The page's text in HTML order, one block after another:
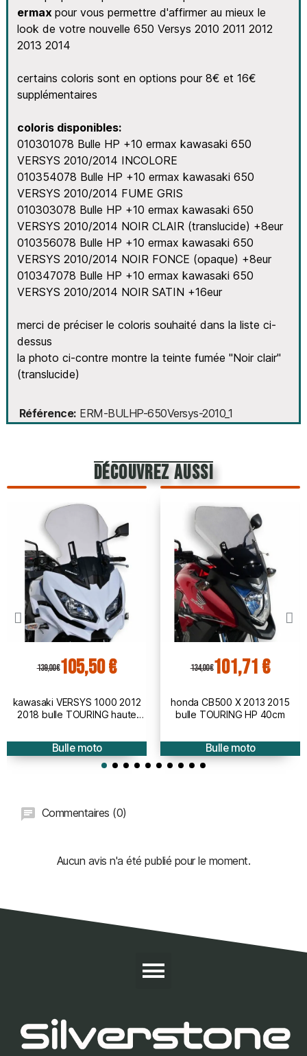
ermax pour vous permettre d'affirmer au mieux le
look de votre nouvelle 650 Versys 2010 2011 2012
2013 2014
certains coloris sont en options pour 8€ et 16€
supplémentaires
coloris disponibles:
010301078 Bulle HP +10 ermax kawasaki 650
VERSYS 2010/2014 INCOLORE
010354078 Bulle HP +10 ermax kawasaki 650
VERSYS 2010/2014 FUME GRIS
010303078 Bulle HP +10 ermax kawasaki 650
VERSYS 2010/2014 NOIR CLAIR (translucide) +8eur
010356078 Bulle HP +10 ermax kawasaki 650
VERSYS 2010/2014 NOIR FONCE (opaque) +8eur
010347078 Bulle HP +10 ermax kawasaki 650
VERSYS 2010/2014 NOIR SATIN +16eur
merci de préciser le coloris souhaité dans la liste ci-
dessus
la photo ci-contre montre la teinte fumée "Noir clair"
(translucide)
Référence ERM-BULHP-650Versys-2010_1
découvrez aussi
139,00 €105,50 €
kawasaki VERSYS 1000 2012
2018 bulle TOURING haute
Bulle moto
134,00 €101,71 €
honda CB500 X 2013 2015
bulle TOURING HP 40cm
Bulle moto
Commentaires (0)
Aucun avis n'a été publié pour le moment.